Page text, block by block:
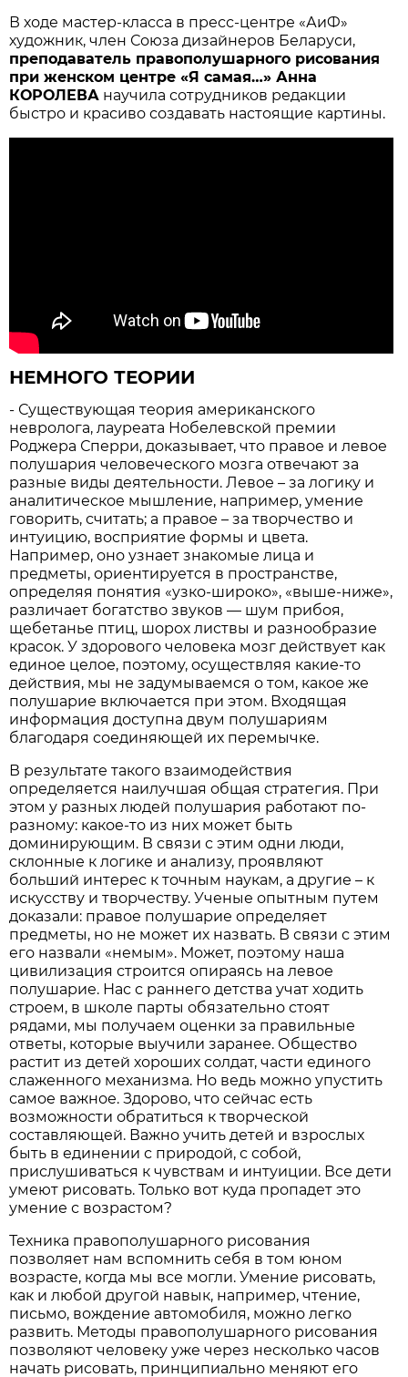
В ходе мастер-класса в пресс-центре «АиФ»
художник, член Союза дизайнеров Беларуси,
преподаватель правополушарного рисования
при женском центре «Я самая…» Анна
КОРОЛЕВА научила сотрудников редакции
быстро и красиво создавать настоящие картины.
НЕМНОГО ТЕОРИИ
- Существующая теория американского
невролога, лауреата Нобелевской премии
Роджера Сперри, доказывает, что правое и левое
полушария человеческого мозга отвечают за
разные виды деятельности. Левое – за логику и
аналитическое мышление, например, умение
говорить, считать; а правое – за творчество и
интуицию, восприятие формы и цвета.
Например, оно узнает знакомые лица и
предметы, ориентируется в пространстве,
определяя понятия «узко-широко», «выше-ниже»,
различает богатство звуков — шум прибоя,
щебетанье птиц, шорох листвы и разнообразие
красок. У здорового человека мозг действует как
единое целое, поэтому, осуществляя какие-то
действия, мы не задумываемся о том, какое же
полушарие включается при этом. Входящая
информация доступна двум полушариям
благодаря соединяющей их перемычке.
В результате такого взаимодействия
определяется наилучшая общая стратегия. При
этом у разных людей полушария работают по-
разному: какое-то из них может быть
доминирующим. В связи с этим одни люди,
склонные к логике и анализу, проявляют
больший интерес к точным наукам, а другие – к
искусству и творчеству. Ученые опытным путем
доказали: правое полушарие определяет
предметы, но не может их назвать. В связи с этим
его назвали «немым». Может, поэтому наша
цивилизация строится опираясь на левое
полушарие. Нас с раннего детства учат ходить
строем, в школе парты обязательно стоят
рядами, мы получаем оценки за правильные
ответы, которые выучили заранее. Общество
растит из детей хороших солдат, части единого
слаженного механизма. Но ведь можно упустить
самое важное. Здорово, что сейчас есть
возможности обратиться к творческой
составляющей. Важно учить детей и взрослых
быть в единении с природой, с собой,
прислушиваться к чувствам и интуиции. Все дети
умеют рисовать. Только вот куда пропадет это
умение с возрастом?
Техника правополушарного рисования
позволяет нам вспомнить себя в том юном
возрасте, когда мы все могли. Умение рисовать,
как и любой другой навык, например, чтение,
письмо, вождение автомобиля, можно легко
развить. Методы правополушарного рисования
позволяют человеку уже через несколько часов
начать рисовать, принципиально меняют его